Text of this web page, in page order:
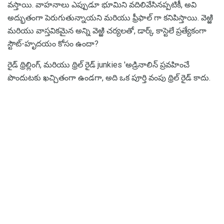
వస్తాయి. వాహనాలు ఎప్పుడూ భూమిని వదిలివేసినప్పటికీ, అవి
అద్భుతంగా పెరుగుతున్నాయని మరియు ఫ్రీఫాల్ గా కనిపిస్తాయి. వెఱ్ఱి
మరియు వాస్తవికమైన అన్ని వెఱ్ఱి చర్యలతో, డార్క్ కాస్టెలే ప్రత్యేకంగా
స్టౌట్-హృదయం కోసం ఉందా?
రైడ్ థ్రిల్లింగ్, మరియు థ్రిల్ రైడ్ junkies 'అడ్రినాలిన్ ప్రవహించే
పొందుటకు ఖచ్చితంగా ఉండగా, అది ఒక పూర్తి వంపు థ్రిల్ రైడ్ కాదు.